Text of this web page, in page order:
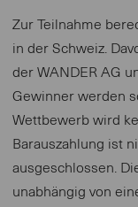
Zur Teilnahme
in der Schweiz.
der WANDER AG
Gewinner werden
Wettbewerb wird
Barauszahlung ist
ausgeschlossen.
unabhängig von